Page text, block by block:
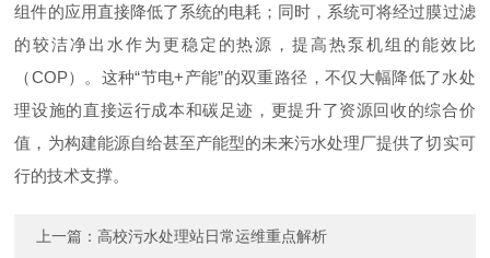
组件的应用直接降低了系统的电耗；同时，系统可将经过膜过滤
的较洁净出水作为更稳定的热源，提高热泵机组的能效比
（COP）。这种“节电+产能”的双重路径，不仅大幅降低了水处
理设施的直接运行成本和碳足迹，更提升了资源回收的综合价
值，为构建能源自给甚至产能型的未来污水处理厂提供了切实可
行的技术支撑。
上一篇：高校污水处理站日常运维重点解析